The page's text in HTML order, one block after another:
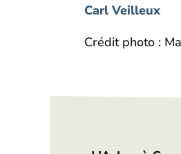
Carl Veilleux
Crédit photo :